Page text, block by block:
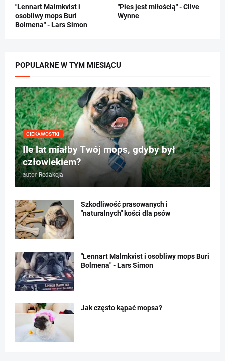
"Lennart Malmkvist i
osobliwy mops Buri
Bolmena" - Lars Simon
"Pies jest miłością" - Clive
Wynne
POPULARNE W TYM MIESIĄCU
CIEKAWOSTKI
Ile lat miałby Twój mops, gdyby był
człowiekiem?
autor Redakcja
Szkodliwość prasowanych i
"naturalnych" kości dla psów
"Lennart Malmkvist i osobliwy mops Buri
Bolmena" - Lars Simon
Jak często kąpać mopsa?